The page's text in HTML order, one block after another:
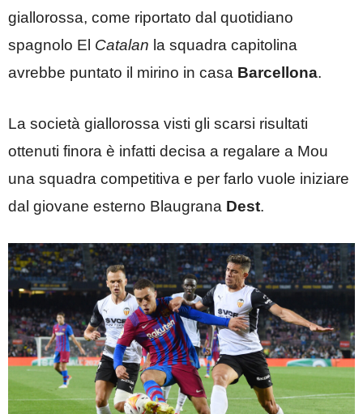
giallorossa, come riportato dal quotidiano
spagnolo El Catalan la squadra capitolina
avrebbe puntato il mirino in casa Barcellona.
La società giallorossa visti gli scarsi risultati
ottenuti finora è infatti decisa a regalare a Mou
una squadra competitiva e per farlo vuole iniziare
dal giovane esterno Blaugrana Dest.